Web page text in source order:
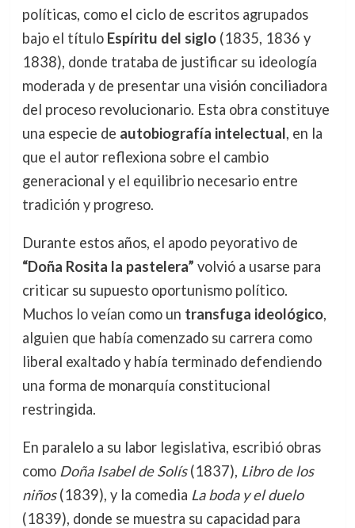
políticas, como el ciclo de escritos agrupados
bajo el título Espíritu del siglo(1835, 1836 y
1838), donde trataba de justificar su ideología
moderada y de presentar una visión conciliadora
del proceso revolucionario. Esta obra constituye
una especie de autobiografía intelectual, en la
que el autor reflexiona sobre el cambio
generacional y el equilibrio necesario entre
tradición y progreso.
Durante estos años, el apodo peyorativo de
“Doña Rosita la pastelera” volvió a usarse para
criticar su supuesto oportunismo político.
Muchos lo veían como un transfuga ideológico,
alguien que había comenzado su carrera como
liberal exaltado y había terminado defendiendo
una forma de monarquía constitucional
restringida.
En paralelo a su labor legislativa, escribió obras
como Doña Isabel de Solís(1837), Libro de los
niños(1839), y la comedia La boda y el duelo
(1839), donde se muestra su capacidad para